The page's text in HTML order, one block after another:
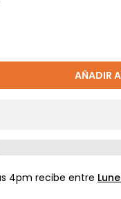
AÑADIR
4pm recibe entre